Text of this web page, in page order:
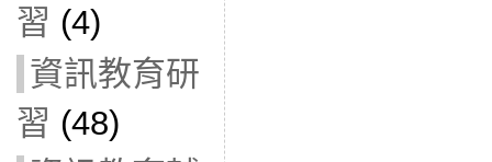
習 (4)
資訊教育研
習 (48)